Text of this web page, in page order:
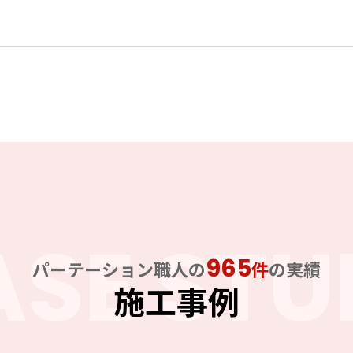
パーテーション職人の965件の実績
施工事例